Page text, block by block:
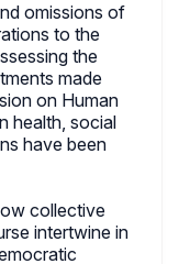
omissions of
to the
the
made
on Human
health, social
have been
collective
intertwine in